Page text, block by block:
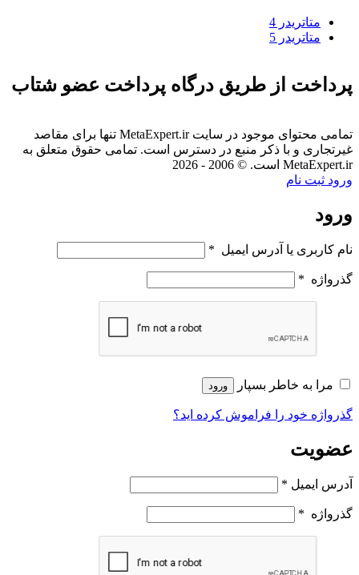
متاتريدر 4
متاتريدر 5
پرداخت از طریق درگاه پرداخت عضو شتاب
تمامی محتوای موجود در سایت MetaExpert.ir تنها برای مقاصد
غیرتجاری و با ذکر منبع در دسترس است. تمامی حقوق متعلق به
MetaExpert.ir است. © 2006 - 2026
ورود ثبت نام
ورود
نام کاربری یا آدرس ایمیل *
گذرواژه *
مرا به خاطر بسپار ورود
گذرواژه خود را فراموش کرده اید؟
عضویت
آدرس ایمیل *
گذرواژه *